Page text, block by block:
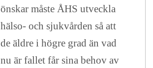
önskar måste ÅHS utveckla
hälso- och sjukvården så att
de äldre i högre grad än vad
nu är fallet får sina behov av